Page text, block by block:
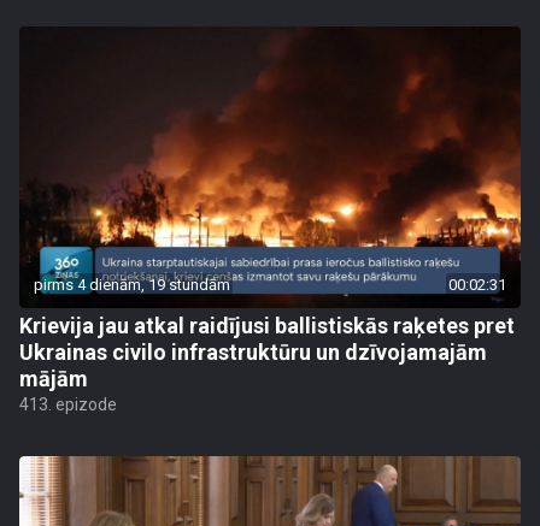
pirms 4 dienām, 19 stundām 00:02:31
Krievija jau atkal raidījusi ballistiskās raķetes pret
Ukrainas civilo infrastruktūru un dzīvojamajām
mājām
413. epizode